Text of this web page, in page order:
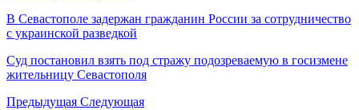
В Севастополе задержан гражданин России за сотрудничество
с украинской разведкой
Суд постановил взять под стражу подозреваемую в госизмене
жительницу Севастополя
Предыдущая Следующая